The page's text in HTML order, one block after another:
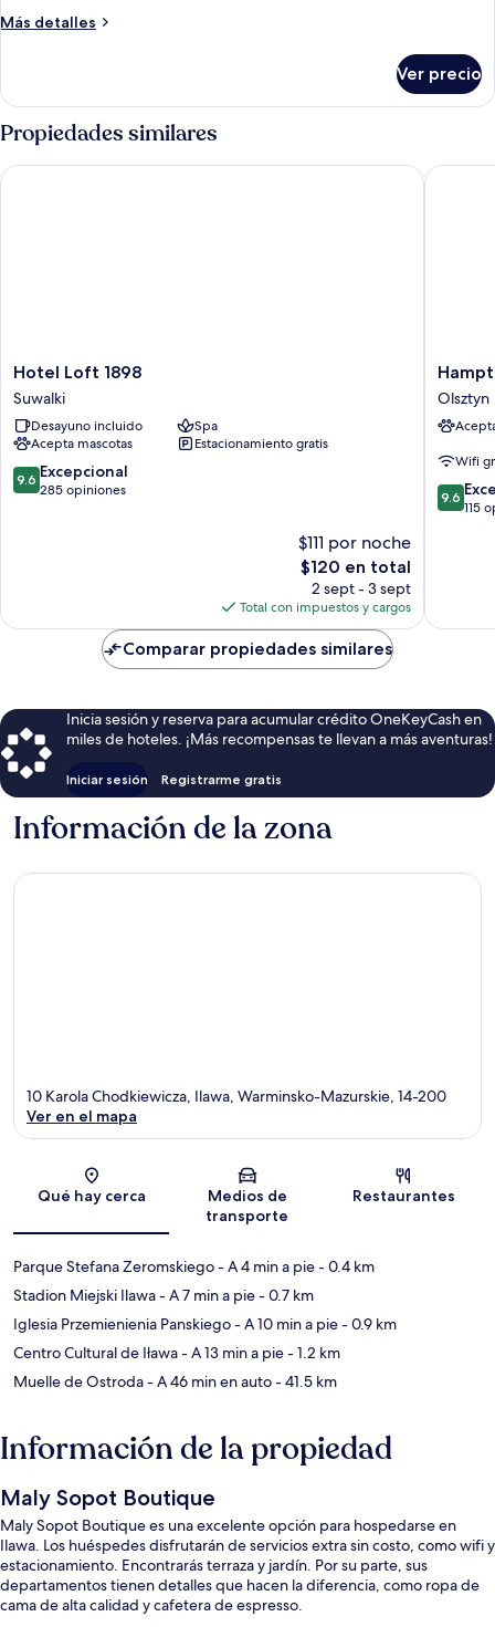
Más detalles
Más
doble
superior
Ver precio
Propiedades similares
Hotel
Loft
1898
Suwalki
Hotel Loft 1898
Suwalki
Desayuno incluido
Spa
Acepta mascotas
Estacionamiento gratis
9.6
de
9.6 Excepcional
285 opiniones
$111 por noche
El
precio
actual
es
de
$120
$120 en total
2 sept - 3 sept
Total con impuestos y cargos
Hotel Loft 1898
by
Hilton
Olsztyn
Olsztyn
Wifi
9.6
de
9.6
115
Comparar propiedades similares
Inicia sesión y reserva para acumular crédito OneKeyCash en
miles de hoteles. ¡Más recompensas te llevan a más aventuras!
Iniciar sesión Registrarme gratis
Información de la zona
Sección del mapa
10 Karola Chodkiewicza, Ilawa, Warminsko-Mazurskie, 14-200
Ver en el mapa
Qué hay cerca
Medios de
transporte
Restaurantes
Parque Stefana Zeromskiego- A 4 min a pie- 0.4 km
Stadion Miejski Ilawa- A 7 min a pie- 0.7 km
Iglesia Przemienienia Panskiego- A 10 min a pie- 0.9 km
Centro Cultural de Iława- A 13 min a pie- 1.2 km
Muelle de Ostroda- A 46 min en auto- 41.5 km
Información de la propiedad
Maly Sopot Boutique
Maly Sopot Boutique es una excelente opción para hospedarse en
Ilawa. Los huéspedes disfrutarán de servicios extra sin costo, como wifi y
estacionamiento. Encontrarás terraza y jardín. Por su parte, sus
departamentos tienen detalles que hacen la diferencia, como ropa de
cama de alta calidad y cafetera de espresso.